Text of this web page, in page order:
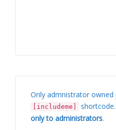
Only admnistrator
[includeme] shortcode.
only to administrators.